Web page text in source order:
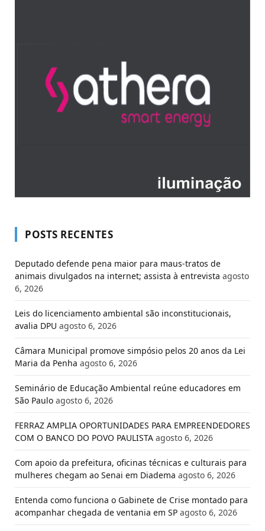
POSTS RECENTES
Deputado defende pena maior para maus-tratos de
animais divulgados na internet; assista à entrevista agosto
6, 2026
Leis do licenciamento ambiental são inconstitucionais,
avalia DPU agosto 6, 2026
Câmara Municipal promove simpósio pelos 20 anos da Lei
Maria da Penha agosto 6, 2026
Seminário de Educação Ambiental reúne educadores em
São Paulo agosto 6, 2026
FERRAZ AMPLIA OPORTUNIDADES PARA EMPREENDEDORES
COM O BANCO DO POVO PAULISTA agosto 6, 2026
Com apoio da prefeitura, oficinas técnicas e culturais para
mulheres chegam ao Senai em Diadema agosto 6, 2026
Entenda como funciona o Gabinete de Crise montado para
acompanhar chegada de ventania em SP agosto 6, 2026